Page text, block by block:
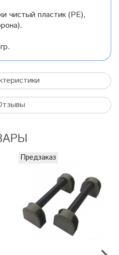
чистый пластик (PE),
Предзаказ